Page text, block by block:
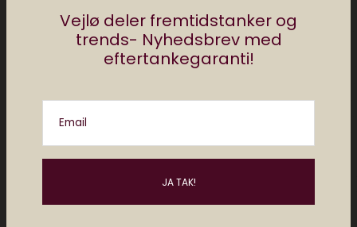
Vejlø deler fremtidstanker og
trends- Nyhedsbrev med
eftertankegaranti!
Email